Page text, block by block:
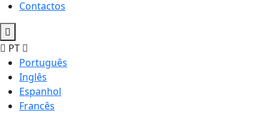
Contactos
PT
Português
Inglês
Espanhol
Francês